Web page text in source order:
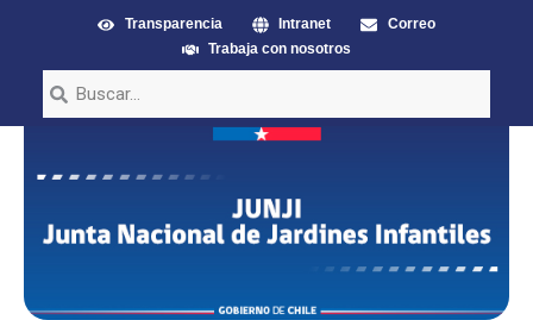
Transparencia Intranet
Correo
Trabaja con nosotros